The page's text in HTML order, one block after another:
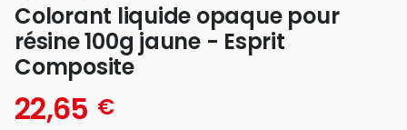
Colorant liquide opaque pour
résine 100g jaune - Esprit
Composite
22,65 €